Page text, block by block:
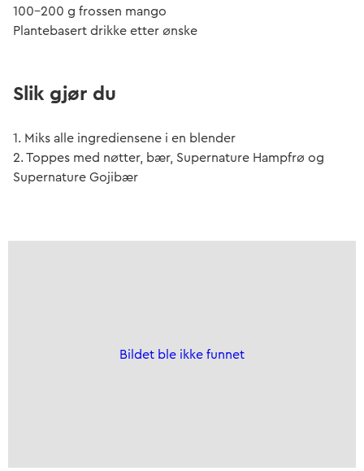
100–200 g frossen mango
Plantebasert drikke etter ønske
Slik gjør du
1. Miks alle ingrediensene i en blender
2. Toppes med nøtter, bær, Supernature Hampfrø og
Supernature Gojibær
Bildet ble ikke funnet